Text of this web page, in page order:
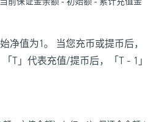
净值为1。 当您充币或提币后，
T」代表充值/提币后，「T - 1」